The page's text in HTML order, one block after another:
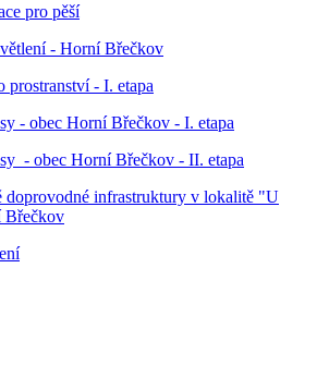
pro pěší
- Horní Břečkov
prostranství - I. etapa
- obec Horní Břečkov - I. etapa
- obec Horní Břečkov - II. etapa
doprovodné infrastruktury v lokalitě "U
Břečkov